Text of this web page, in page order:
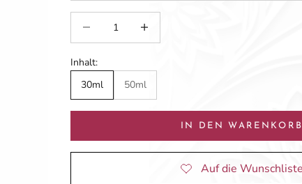
Inhalt:
30ml
50ml
IN DEN WARENKORB